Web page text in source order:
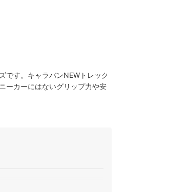
です。キャラバンNEWトレック
ーカーにはないグリップ力や安